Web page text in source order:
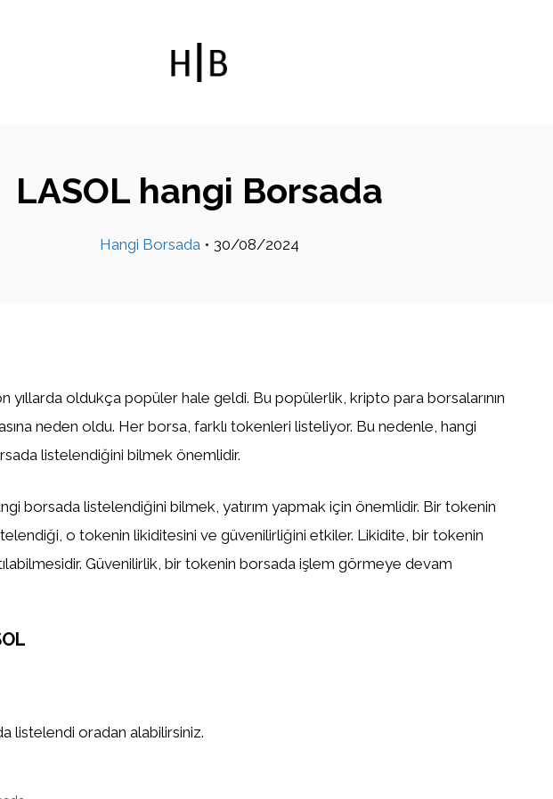
LASOL hangi Borsada
Hangi Borsada • 30/08/2024
yıllarda oldukça popüler hale geldi. Bu popülerlik, kripto para borsalarının
neden oldu. Her borsa, farklı tokenleri listeliyor. Bu nedenle, hangi
listelendiğini bilmek önemlidir.
borsada listelendiğini bilmek, yatırım yapmak için önemlidir. Bir tokenin
o tokenin likiditesini ve güvenilirliğini etkiler. Likidite, bir tokenin
Güvenilirlik, bir tokenin borsada işlem görmeye devam
listelendi oradan alabilirsiniz.